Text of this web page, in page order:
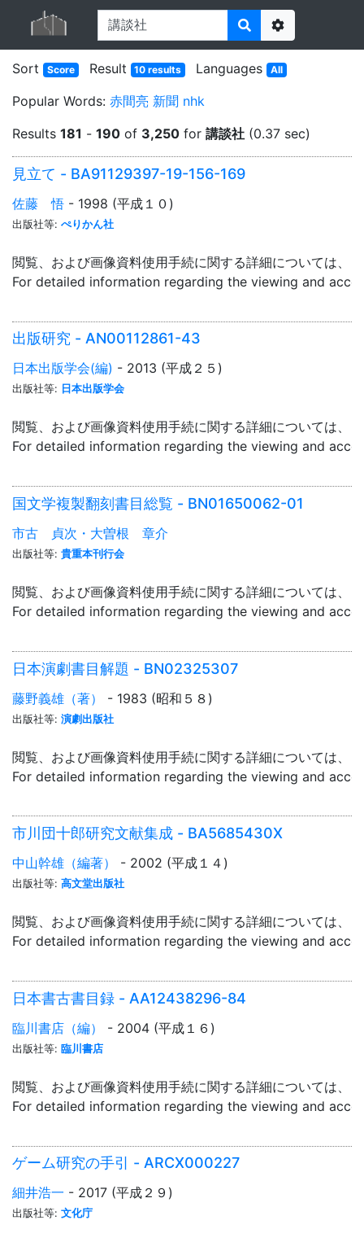
Options
Sort
Score Result 10 results Languages All
Popular Words: 赤間亮 新聞 nhk
Results 181 - 190 of 3,250 for 講談社 (0.37 sec)
見立て - BA91129397-19-156-169
佐藤 悟 - 1998 (平成１０)
出版社等: ぺりかん社
閲覧、および画像資料使用手続に関する詳細については、「
For detailed information regarding the viewing and
出版研究 - AN00112861-43
日本出版学会(編) - 2013 (平成２５)
出版社等: 日本出版学会
閲覧、および画像資料使用手続に関する詳細については、「
For detailed information regarding the viewing and
国文学複製翻刻書目総覧 - BN01650062-01
市古 貞次・大曽根 章介
出版社等: 貴重本刊行会
閲覧、および画像資料使用手続に関する詳細については、「
For detailed information regarding the viewing and
日本演劇書目解題 - BN02325307
藤野義雄（著） - 1983 (昭和５８)
出版社等: 演劇出版社
閲覧、および画像資料使用手続に関する詳細については、「
For detailed information regarding the viewing and
市川団十郎研究文献集成 - BA5685430X
中山幹雄（編著） - 2002 (平成１４)
出版社等: 高文堂出版社
閲覧、および画像資料使用手続に関する詳細については、「
For detailed information regarding the viewing and
日本書古書目録 - AA12438296-84
臨川書店（編） - 2004 (平成１６)
出版社等: 臨川書店
閲覧、および画像資料使用手続に関する詳細については、「
For detailed information regarding the viewing and
ゲーム研究の手引 - ARCX000227
細井浩一 - 2017 (平成２９)
出版社等: 文化庁